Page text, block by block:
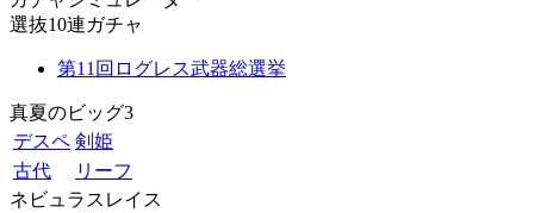
選抜10連ガチャ
第11回ログレス武器総選挙
真夏のビッグ3
デスペ 剣姫
古代
リーフ
ネビュラスレイス